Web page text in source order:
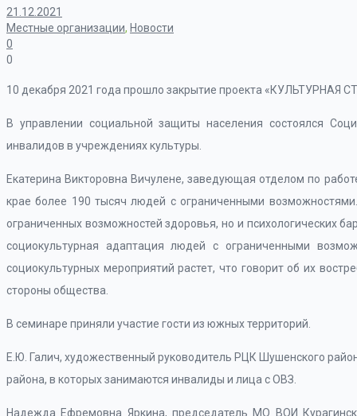
21.12.2021
Местные организации, Новости
0
0
10 декабря 2021 года прошло закрытие проекта «КУЛЬТУРНАЯ
В управлении социальной защиты населения состоялся
инвалидов в учреждениях культуры.
Екатерина Викторовна Вичулене, заведующая отделом по
крае более 190 тысяч людей с ограниченными
ограниченных возможностей здоровья, но и психологических
социокультурная адаптация людей с ограниченными
социокультурных мероприятий растет, что говорит об их
стороны общества.
В семинаре приняли участие гости из южных территорий.
Е.Ю. Галич, художественный руководитель РЦК Шушенского
района, в которых занимаются инвалиды и лица с ОВЗ.
Надежда Ефремовна Яркина, председатель МО ВОИ